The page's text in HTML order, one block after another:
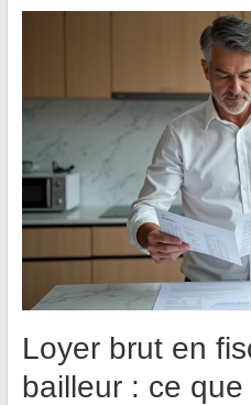
Loyer brut en
bailleur : ce